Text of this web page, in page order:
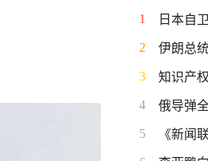
1
2 伊朗总
3 知识产
4 俄导弹
5 《新闻